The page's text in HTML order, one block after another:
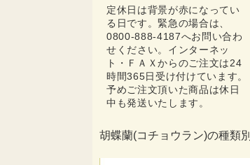
定休日は背景が赤になってい
る日です。緊急の場合は、
0800-888-4187へお問い合わ
せください。インターネッ
ト・ＦＡＸからのご注文は24
時間365日受け付けています。
予めご注文頂いた商品は休日
中も発送いたします。
胡蝶蘭(コチョウラン)の種類別